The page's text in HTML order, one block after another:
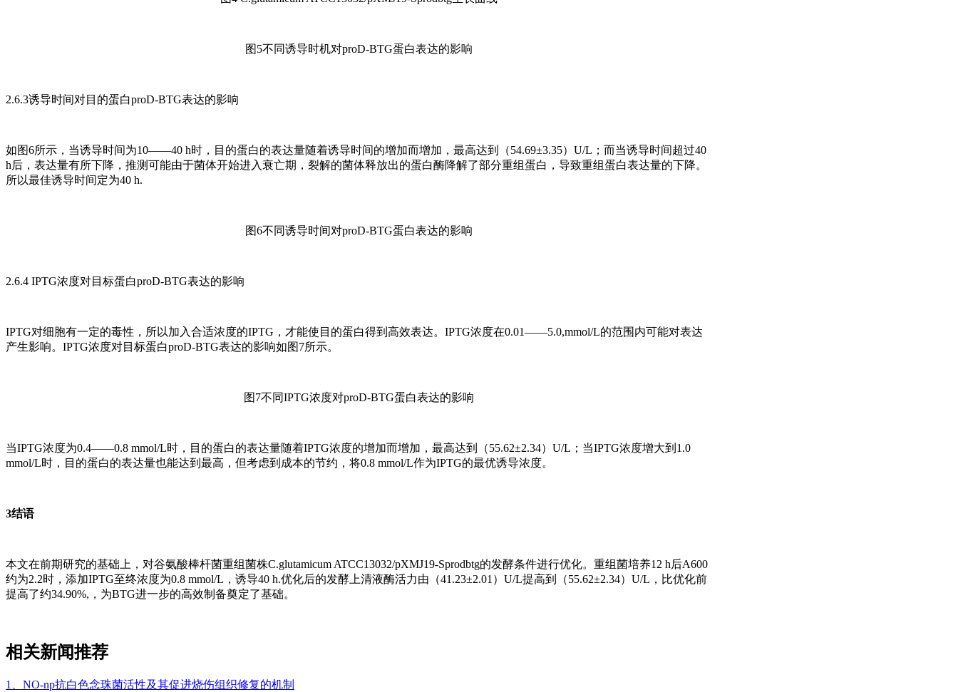
图5不同诱导时机对proD-BTG蛋白表达的影响
2.6.3诱导时间对目的蛋白proD-BTG表达的影响
如图6所示，当诱导时间为10——40 h时，目的蛋白的表达量随着诱导时间的增加而增加，最高达到（54.69±3.35）U/L；而当诱导时间超过40
h后，表达量有所下降，推测可能由于菌体开始进入衰亡期，裂解的菌体释放出的蛋白酶降解了部分重组蛋白，导致重组蛋白表达量的下降。
所以最佳诱导时间定为40 h.
图6不同诱导时间对proD-BTG蛋白表达的影响
2.6.4 IPTG浓度对目标蛋白proD-BTG表达的影响
IPTG对细胞有一定的毒性，所以加入合适浓度的IPTG，才能使目的蛋白得到高效表达。IPTG浓度在0.01——5.0,mmol/L的范围内可能对表达
产生影响。IPTG浓度对目标蛋白proD-BTG表达的影响如图7所示。
图7不同IPTG浓度对proD-BTG蛋白表达的影响
当IPTG浓度为0.4——0.8 mmol/L时，目的蛋白的表达量随着IPTG浓度的增加而增加，最高达到（55.62±2.34）U/L；当IPTG浓度增大到1.0
mmol/L时，目的蛋白的表达量也能达到最高，但考虑到成本的节约，将0.8 mmol/L作为IPTG的最优诱导浓度。
3结语
本文在前期研究的基础上，对谷氨酸棒杆菌重组菌株C.glutamicum ATCC13032/pXMJ19-Sprodbtg的发酵条件进行优化。重组菌培养12 h后A600
约为2.2时，添加IPTG至终浓度为0.8 mmol/L，诱导40 h.优化后的发酵上清液酶活力由（41.23±2.01）U/L提高到（55.62±2.34）U/L，比优化前
提高了约34.90%,，为BTG进一步的高效制备奠定了基础。
相关新闻推荐
1、NO-np抗白色念珠菌活性及其促进烧伤组织修复的机制